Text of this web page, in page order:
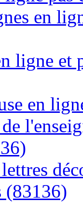
en
ligne et
en
(83136)